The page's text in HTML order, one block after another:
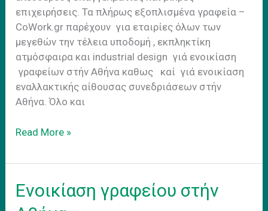
επιχειρήσεις. Τα πλήρως εξοπλισμένα γραφεία –
CoWork.gr παρέχουν για εταιρίες όλων των
μεγεθών την τέλεια υποδομή , εκπληκτίκη
ατμόσφαιρα και industrial design γιά ενοικίαση
γραφείων στήν Αθήνα καθως καί γιά ενοικίαση
εναλλακτικής αίθουσας συνεδριάσεων στήν
Αθήνα. Όλο και
Coworking
μεγαλες
Read More »
Ενοικίαση γραφείου στήν